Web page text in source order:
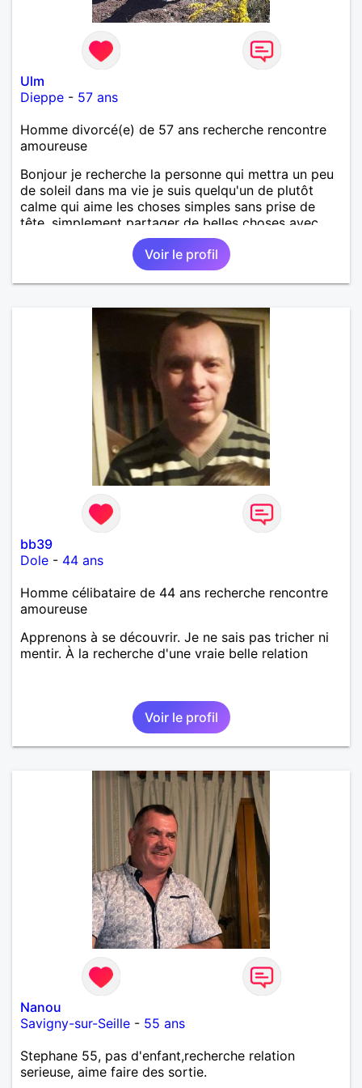
Ulm
Dieppe - 57 ans
Homme divorcé(e) de 57 ans recherche rencontre
amoureuse
Bonjour je recherche la personne qui mettra un peu
de soleil dans ma vie je suis quelqu'un de plutôt
calme qui aime les choses simples sans prise de
tête, simplement partager de belles choses avec
une personne qui me ressemble .
Voir le profil
bb39
Dole - 44 ans
Homme célibataire de 44 ans recherche rencontre
amoureuse
Apprenons à se découvrir. Je ne sais pas tricher ni
mentir. À la recherche d'une vraie belle relation
Voir le profil
Nanou
Savigny-sur-Seille - 55 ans
Stephane 55, pas d'enfant,recherche relation
serieuse, aime faire des sortie.